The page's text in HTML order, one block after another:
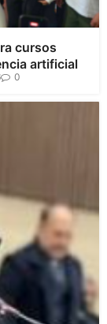
cursos
artificial
0